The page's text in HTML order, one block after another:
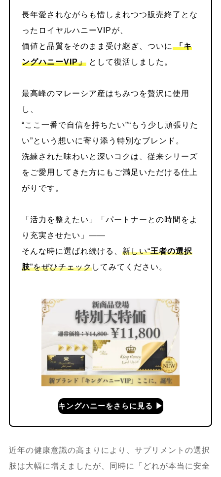
長年愛されながらも惜しまれつつ販売終了とな
ったロイヤルハニーVIPが、
価値と品質をそのまま受け継ぎ、ついに 「キ
ングハニーVIP」として復活しました。
最高峰のマレーシア産はちみつを贅沢に使用
し、
“ここ一番で自信を持ちたい”“もう少し頑張りた
い”という想いに寄り添う特別なブレンド。
洗練された味わいと深いコクは、従来シリーズ
をご愛用してきた方にもご満足いただける仕上
がりです。
「活力を整えたい」「パートナーとの時間をよ
り充実させたい」——
そんな時に選ばれ続ける、 新しい“王者の選択
肢”をぜひチェックしてみてください。
キングハニーをさらに見る ▶︎
近年の健康意識の高まりにより、サプリメントの選択
肢は大幅に増えましたが、同時に「どれが本当に安全